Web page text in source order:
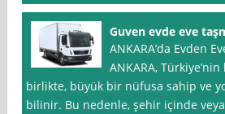
Guven evde eve
ANKARA’da Evden
ANKARA,
birlikte, büyük bir nüfusa sahip ve
bilinir. Bu nedenle, şehir içinde veya